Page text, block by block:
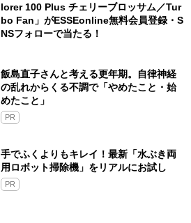
lorer 100 Plus チェリーブロッサム／Tur
bo Fan」がESSEonline無料会員登録・S
NSフォローで当たる！
飯島直子さんと考える更年期。自律神経
の乱れからくる不調で「やめたこと・始
めたこと」
PR
手でふくよりもキレイ！最新「水ぶき両
用ロボット掃除機」をリアルにお試し
PR